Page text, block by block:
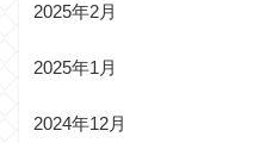
2025年2月
2025年1月
2024年12月